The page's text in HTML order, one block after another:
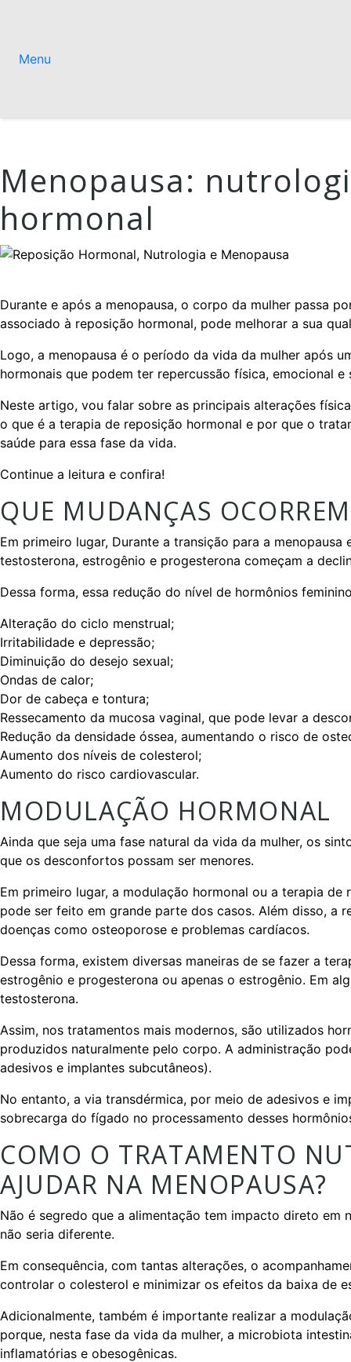
Menu
Menopausa:
hormonal
Durante e após a menopausa, o corpo da mulher passa
associado à reposição hormonal, pode melhorar a sua
Logo, a menopausa é o período da vida da mulher após
hormonais que podem ter repercussão física, emocional e
Neste artigo, vou falar sobre as principais alterações
o que é a terapia de reposição hormonal e por que o
saúde para essa fase da vida.
Continue a leitura e confira!
QUE MUDANÇAS
Em primeiro lugar, Durante a transição para a
testosterona, estrogênio e progesterona começam a
Dessa forma, essa redução do nível de hormônios
Alteração do ciclo menstrual;
Irritabilidade e depressão;
Diminuição do desejo sexual;
Ondas de calor;
Dor de cabeça e tontura;
Ressecamento da mucosa vaginal, que pode levar a
Redução da densidade óssea, aumentando o risco de
Aumento dos níveis de colesterol;
Aumento do risco cardiovascular.
MODULAÇÃO HORMONAL
Ainda que seja uma fase natural da vida da mulher, os
que os desconfortos possam ser menores.
Em primeiro lugar, a modulação hormonal ou a terapia
pode ser feito em grande parte dos casos. Além disso, a
doenças como osteoporose e problemas cardíacos.
Dessa forma, existem diversas maneiras de se fazer a
estrogênio e progesterona ou apenas o estrogênio. Em
testosterona.
Assim, nos tratamentos mais modernos, são utilizados
produzidos naturalmente pelo corpo. A administração
adesivos e implantes subcutâneos).
No entanto, a via transdérmica, por meio de adesivos e
sobrecarga do fígado no processamento desses
COMO O TRATAMENTO
AJUDAR NA MENOPAUSA?
Não é segredo que a alimentação tem impacto direto em
não seria diferente.
Em consequência, com tantas alterações, o
controlar o colesterol e minimizar os efeitos da baixa de
Adicionalmente, também é importante realizar a
porque, nesta fase da vida da mulher, a microbiota
inflamatórias e obesogênicas.